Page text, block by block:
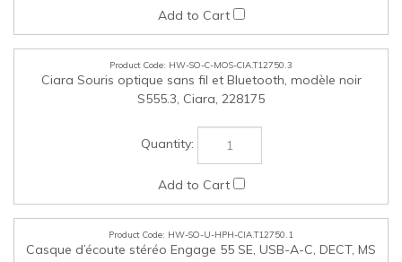
Casque d’écoute stéréo Engage 55 SE, USB-A-C, DECT, MS
Teams, Jabra, 9659-450-125